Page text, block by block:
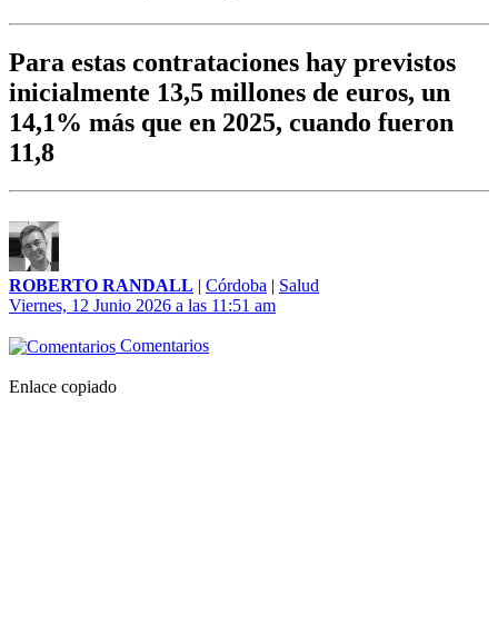
Para estas contrataciones hay previstos
inicialmente 13,5 millones de euros, un
14,1% más que en 2025, cuando fueron
11,8
ROBERTO RANDALL | Córdoba | Salud
Viernes, 12 Junio 2026 a las 11:51 am
Comentarios
Enlace copiado